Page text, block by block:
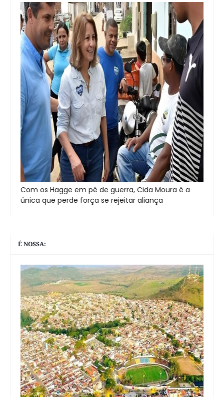
Com os Hagge em pé de guerra, Cida Moura é a
única que perde força se rejeitar aliança
É NOSSA: